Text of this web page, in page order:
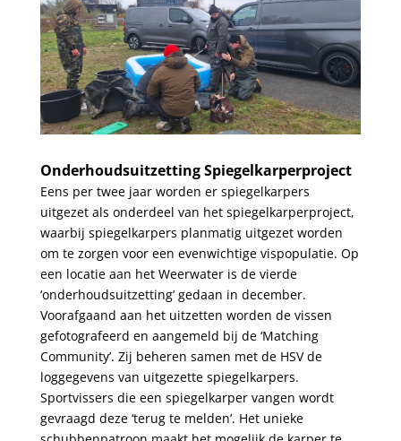
Onderhoudsuitzetting Spiegelkarperproject
Eens per twee jaar worden er spiegelkarpers
uitgezet als onderdeel van het spiegelkarperproject,
waarbij spiegelkarpers planmatig uitgezet worden
om te zorgen voor een evenwichtige vispopulatie. Op
een locatie aan het Weerwater is de vierde
‘onderhoudsuitzetting’ gedaan in december.
Voorafgaand aan het uitzetten worden de vissen
gefotografeerd en aangemeld bij de ‘Matching
Community’. Zij beheren samen met de HSV de
loggegevens van uitgezette spiegelkarpers.
Sportvissers die een spiegelkarper vangen wordt
gevraagd deze ‘terug te melden’. Het unieke